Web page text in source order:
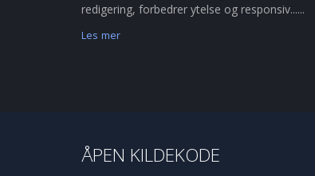
redigering, forbedrer ytelse og responsiv......
Les mer
ÅPEN KILDEKODE